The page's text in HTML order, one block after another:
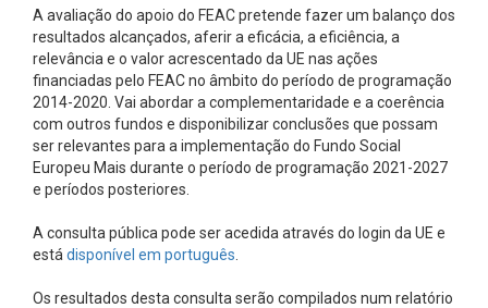
A avaliação do apoio do FEAC pretende fazer um balanço dos
resultados alcançados, aferir a eficácia, a eficiência, a
relevância e o valor acrescentado da UE nas ações
financiadas pelo FEAC no âmbito do período de programação
2014-2020. Vai abordar a complementaridade e a coerência
com outros fundos e disponibilizar conclusões que possam
ser relevantes para a implementação do Fundo Social
Europeu Mais durante o período de programação 2021-2027
e períodos posteriores.
A consulta pública pode ser acedida através do login da UE e
está disponível em português
Os resultados desta consulta serão compilados num relatório